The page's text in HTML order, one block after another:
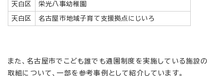
天白区 栄光八事幼稚園
天白区 名古屋市地域子育て支援拠点にじいろ
また 、名古屋市でこども誰でも通園制度を実施している施設の
取組について、一部を参考事例として紹介しています。